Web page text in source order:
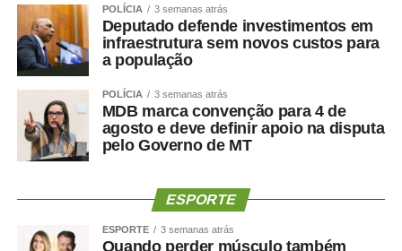
trabalhando, fazendo nosso trabalho, formando cidadãos
— argumentou.
Avanços
Para a presidente da Associação Nacional de Pesquisa
em Financiamento da Educação (Fineduca), professora
Adriana Dragone Silveira, a educação avançou muito no
da Educação Básica e de Valorização dos Profissionais
da Educação (Fundeb), criado em 2006. Ela apontou, no
entanto, que é preciso discutir a ampliação do
POLÍCIA 3 semanas atrás
Deputado defende investimentos em
infraestrutura sem novos custos para
a população
POLÍCIA 3 semanas atrás
MDB marca convenção para 4 de
agosto e deve definir apoio na disputa
pelo Governo de MT
ESPORTE
ESPORTE 3 semanas atrás
Quando perder músculo também